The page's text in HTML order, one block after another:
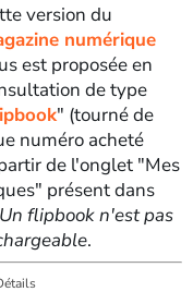
version du
numérique
est proposée en
de type
" (tourné de
numéro acheté
de l'onglet "Mes
présent dans
flipbook n'est pas
.